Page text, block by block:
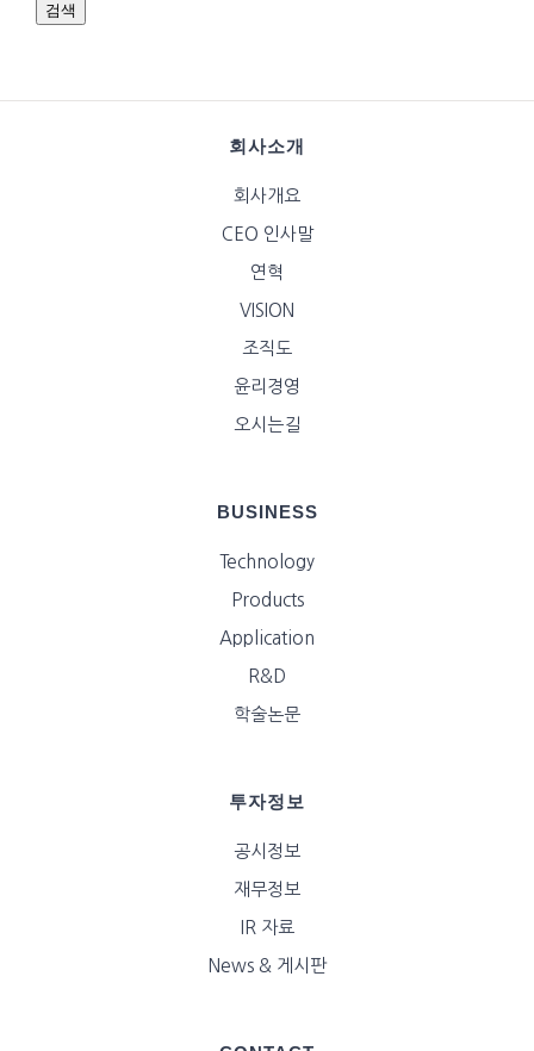
검색
회사소개
회사개요
CEO 인사말
연혁
VISION
조직도
윤리경영
오시는길
BUSINESS
Technology
Products
Application
R&D
학술논문
투자정보
공시정보
재무정보
IR 자료
News & 게시판